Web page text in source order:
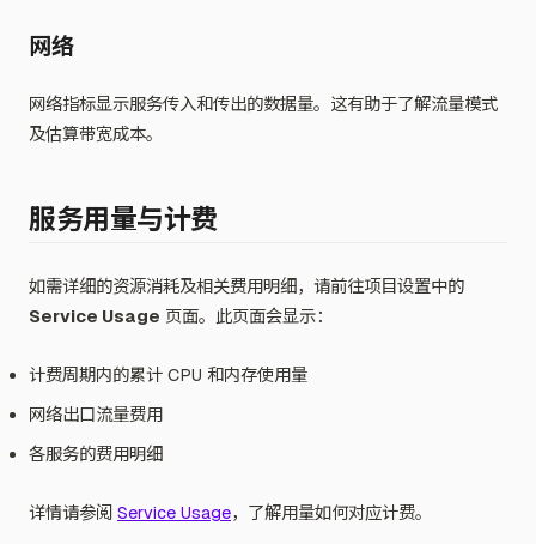
网络
网络指标显示服务传入和传出的数据量。这有助于了解流量模式
及估算带宽成本。
服务用量与计费
如需详细的资源消耗及相关费用明细，请前往项目设置中的
Service Usage 页面。此页面会显示：
计费周期内的累计 CPU 和内存使用量
网络出口流量费用
各服务的费用明细
详情请参阅 Service Usage，了解用量如何对应计费。